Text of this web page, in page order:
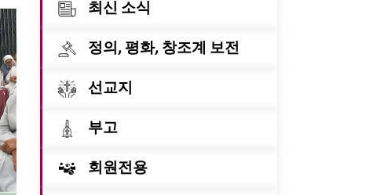
최신 소식
정의, 평화, 창조계 보전
선교지
부고
회원전용